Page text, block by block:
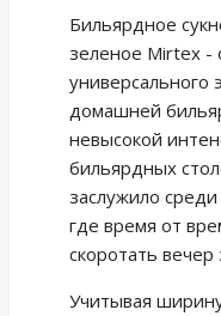
Бильярдное
зеленое Mirtex -
универсального
домашней
невысокой
бильярдных
заслужило
где время от
скоротать
Учитывая